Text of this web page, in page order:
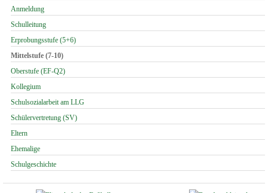
überspringen
Anmeldung
Schulleitung
Erprobungsstufe (5+6)
Mittelstufe (7-10)
Oberstufe (EF-Q2)
Kollegium
Schulsozialarbeit am LLG
Schülervertretung (SV)
Eltern
Ehemalige
Schulgeschichte